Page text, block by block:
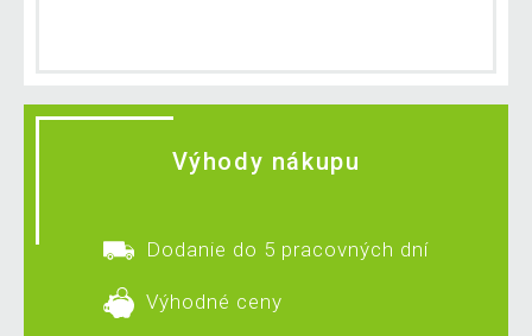
Výhody nákupu
Dodanie do 5 pracovných dní
Výhodné ceny